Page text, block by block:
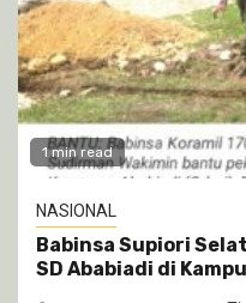
1 min read
NASIONAL
Babinsa Supiori
SD Ababiadi di